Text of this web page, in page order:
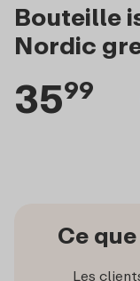
Bouteille
Nordic
3599
Ce
Les